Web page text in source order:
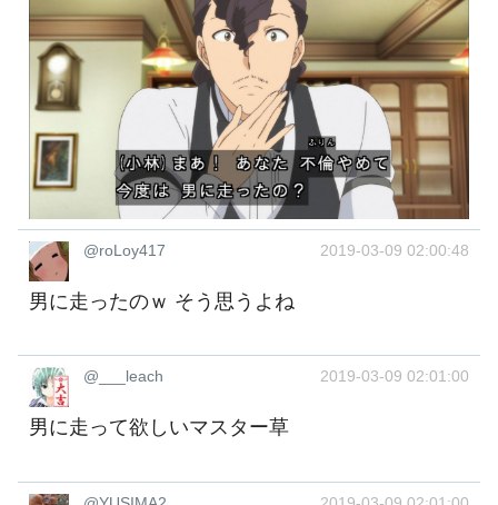
@roLoy417 2019-03-09 02:00:48
男に走ったのｗ そう思うよね
@___leach 2019-03-09 02:01:00
男に走って欲しいマスター草